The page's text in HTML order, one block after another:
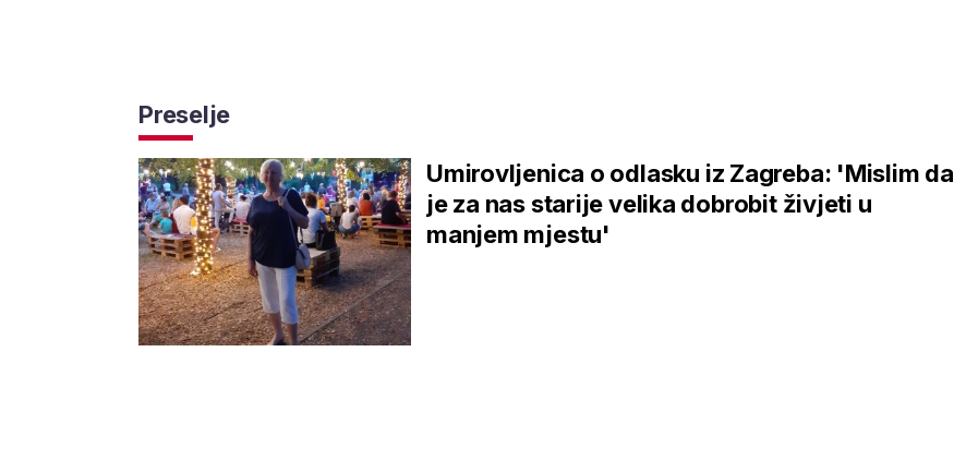
Preselje
Umirovljenica o odlasku iz Zagreba: 'Mislim da
je za nas starije velika dobrobit živjeti u
manjem mjestu'